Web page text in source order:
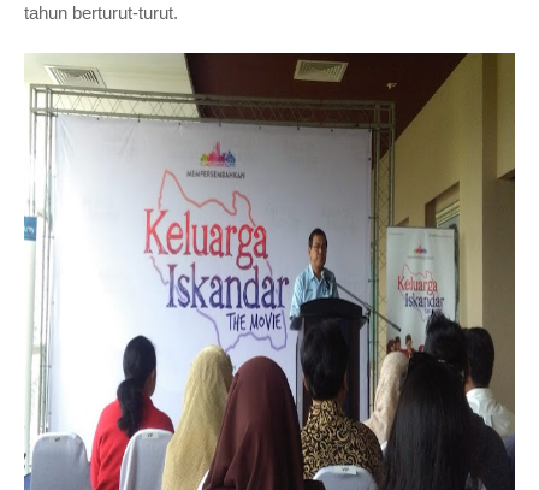
tahun berturut-turut.